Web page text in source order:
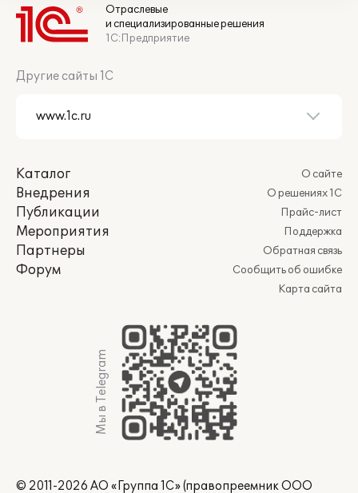
Отраслевые
и специализированные решения
1С:Предприятие
Другие сайты 1С
Каталог
Внедрения
Публикации
Мероприятия
Партнеры
Форум
О сайте
О решениях 1С
Прайс-лист
Поддержка
Обратная связь
Сообщить об ошибке
Карта сайта
Мы в Telegram
© 2011-2026 АО «Группа 1С» (правопреемник ООО